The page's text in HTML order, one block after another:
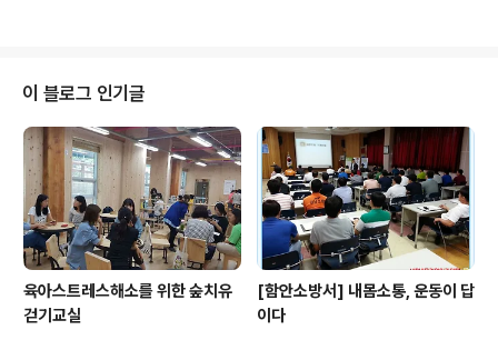
이 블로그 인기글
육아스트레스해소를 위한 숲치유
걷기교실
[함안소방서] 내몸소통, 운동이 답
이다